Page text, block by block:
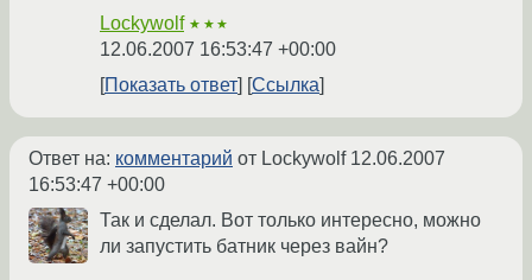
Lockywolf ★★★
12.06.2007 16:53:47 +00:00
Показать ответ
Ссылка
Ответ на: комментарий от Lockywolf 12.06.2007
16:53:47 +00:00
Так и сделал. Вот только интересно, можно
ли запустить батник через вайн?